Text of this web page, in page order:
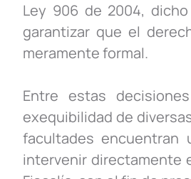
Ley 906 de 2004,
garantizar que el
meramente formal.
Entre estas
exequibilidad de
facultades
intervenir directamente